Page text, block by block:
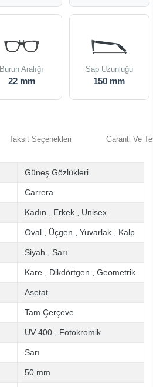
Burun Aralığı
22 mm
Sap Uzunluğu
150 mm
Taksit Seçenekleri Garanti Ve
Güneş Gözlükleri
Carrera
Kadın Erkek Unisex
Oval Üçgen Yuvarlak Kalp
Siyah Sarı
Kare Dikdörtgen Geometrik
Asetat
Tam Çerçeve
UV 400 Fotokromik
Sarı
50 mm